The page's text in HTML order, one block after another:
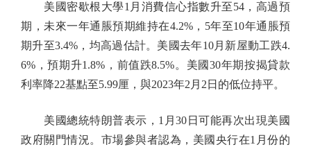
美國密歇根大學1月消費信心指數升至54，高過預
期，未來一年通脹預期維持在4.2%，5年至10年通脹預
期升至3.4%，均高過估計。美國去年10月新屋動工跌4.
6%，預期升1.8%，前值跌8.5%。美國30年期按揭貸款
利率降22基點至5.99厘，與2023年2月2日的低位持平。
美國總統特朗普表示，1月30日可能再次出現美國
政府關門情況。市場參與者認為，美國央行在1月份的